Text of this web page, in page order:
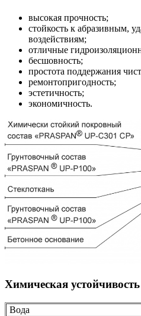
высокая прочность;
стойкость к абразивным,
воздействиям;
отличные
бесшовность;
простота поддержания
ремонтопригодность;
эстетичность;
экономичность.
Химическая устойчивость
Вода